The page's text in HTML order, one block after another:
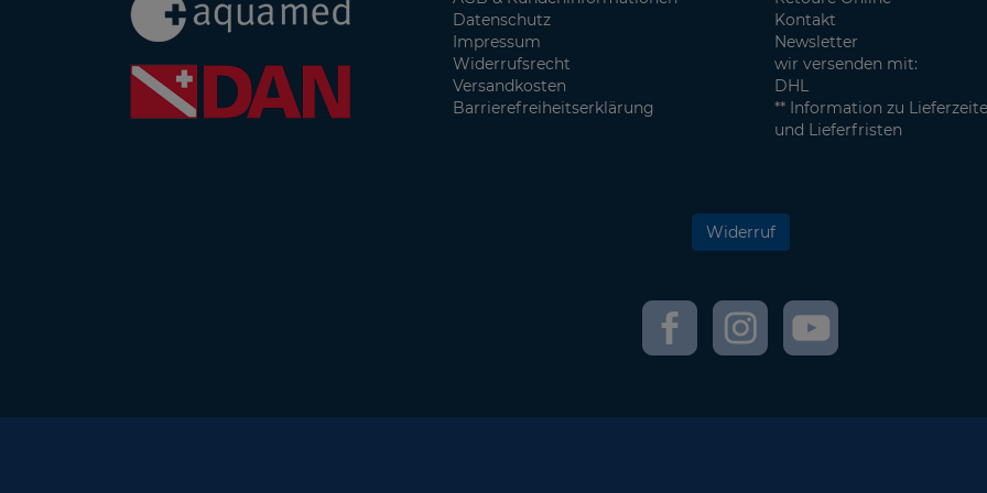
Datenschutz
Impressum
Widerrufsrecht
Versandkosten
Barrierefreiheitserklärung
Kontakt
Newsletter
wir versenden mit:
DHL
** Information zu
und Lieferfristen
Widerruf